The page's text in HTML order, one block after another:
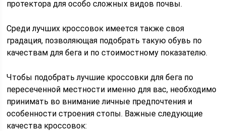
протектора для особо сложных видов почвы.
Среди лучших кроссовок имеется также своя
градация, позволяющая подобрать такую обувь по
качествам для бега и по стоимостному показателю.
Чтобы подобрать лучшие кроссовки для бега по
пересеченной местности именно для вас, необходимо
принимать во внимание личные предпочтения и
особенности строения стопы. Важные следующие
качества кроссовок: